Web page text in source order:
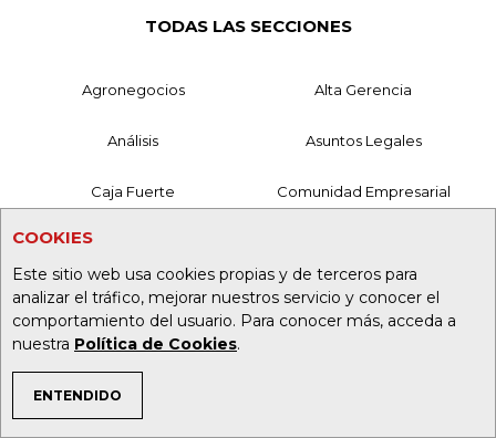
COOKIES
Este sitio web usa cookies propias y de terceros para
analizar el tráfico, mejorar nuestros servicio y conocer el
comportamiento del usuario. Para conocer más, acceda a
nuestra Política de Cookies.
ENTENDIDO
TEMAS DE INTERÉS
TODAS LAS SECCIONES
Agronegocios Alta Gerencia
Análisis Asuntos Legales
Caja Fuerte Comunidad Empresarial
Economía Empresas
Especiales
Finanzas